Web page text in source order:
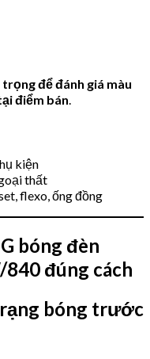
để đánh giá màu
điểm bán.
kiện
thất
flexo, ống đồng
bóng đèn
đúng cách
bóng trước